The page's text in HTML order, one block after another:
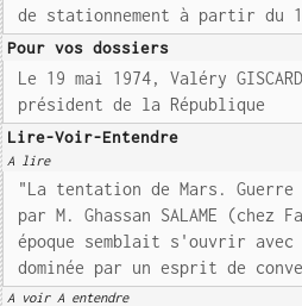
de stationnement à partir du
Pour vos dossiers
Le 19 mai 1974, Valéry
président de la République
Lire-Voir-Entendre
A lire
"La tentation de Mars.
par M. Ghassan SALAME (chez
époque semblait s'ouvrir
dominée par un esprit de
A voir A entendre